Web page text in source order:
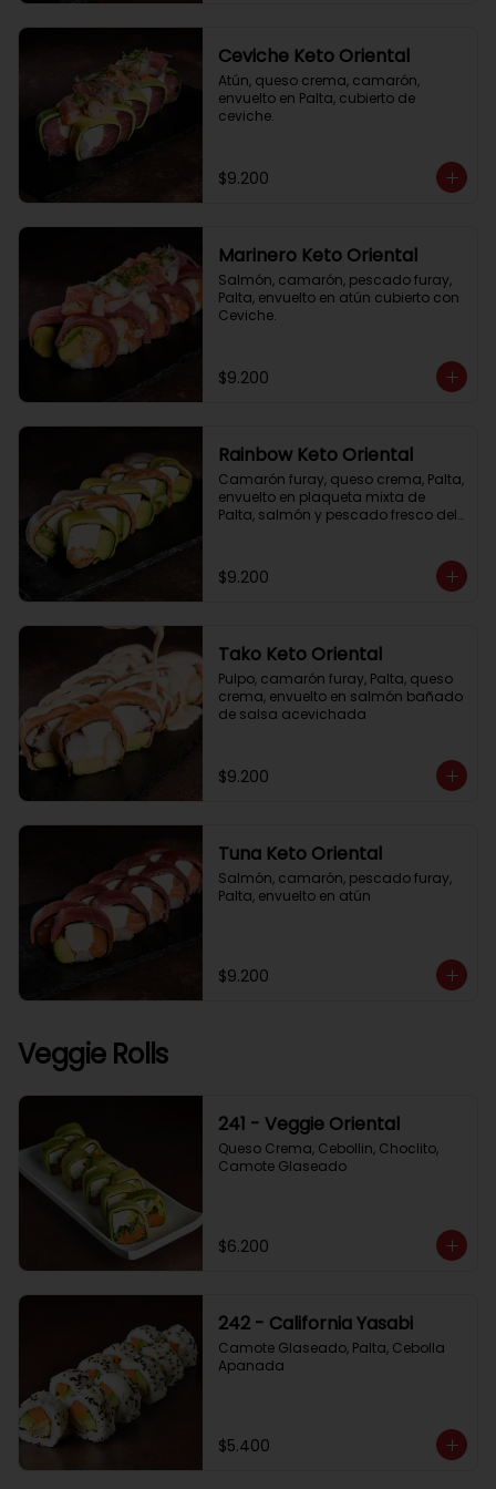
Ceviche Keto Oriental
Atún, queso crema, camarón,
envuelto en Palta, cubierto de
ceviche.
$9.200
Marinero Keto Oriental
Salmón, camarón, pescado furay,
Palta, envuelto en atún cubierto con
Ceviche.
$9.200
Rainbow Keto Oriental
Camarón furay, queso crema, Palta,
envuelto en plaqueta mixta de
Palta, salmón y pescado fresco del
$9.200
Tako Keto Oriental
Pulpo, camarón furay, Palta, queso
crema, envuelto en salmón bañado
de salsa acevichada
$9.200
Tuna Keto Oriental
Salmón, camarón, pescado furay,
Palta, envuelto en atún
$9.200
Veggie Rolls
241 - Veggie Oriental
Queso Crema, Cebollin, Choclito,
Camote Glaseado
$6.200
242 - California Yasabi
Camote Glaseado, Palta, Cebolla
Apanada
$5.400